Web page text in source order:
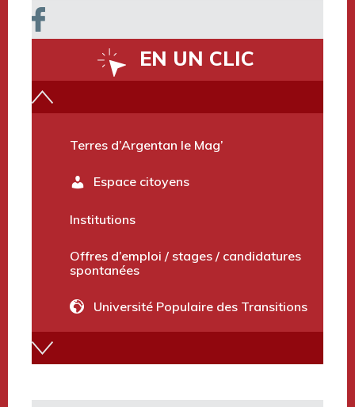
EN UN CLIC
Offres d’emploi / stages / candidatures
Université Populaire des Transitions
Annuaire des services